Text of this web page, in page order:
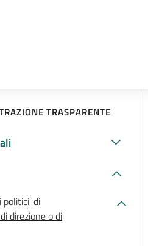
TRASPARENTE
politici, di
direzione o di